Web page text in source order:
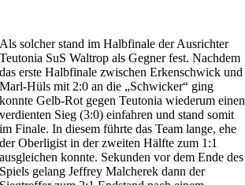
Als solcher stand im Halbfinale der Ausrichter
Teutonia SuS Waltrop als Gegner fest. Nachdem
das erste Halbfinale zwischen Erkenschwick und
Marl-Hüls mit 2:0 an die „Schwicker“ ging
konnte Gelb-Rot gegen Teutonia wiederum einen
verdienten Sieg (3:0) einfahren und stand somit
im Finale. In diesem führte das Team lange, ehe
der Oberligist in der zweiten Hälfte zum 1:1
ausgleichen konnte. Sekunden vor dem Ende des
Spiels gelang Jeffrey Malcherek dann der